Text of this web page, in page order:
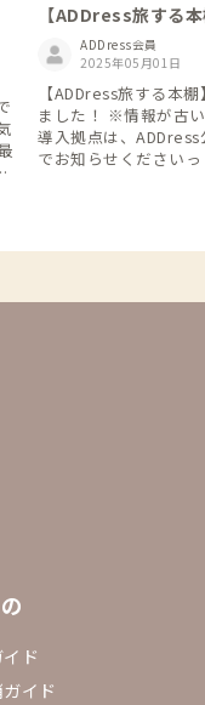
【ADDress旅する
ADDress会員
2025年05月01日
【ADDress旅する本
ました！ ※情報が古
導入拠点は、
でお知らせください
ド
イド